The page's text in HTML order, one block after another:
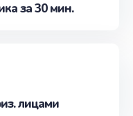
за 30 мин.
лицами